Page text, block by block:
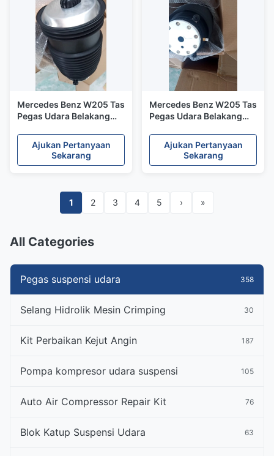
Mercedes Benz W205 Tas
Pegas Udara Belakang
A2053200825
Ajukan Pertanyaan
Sekarang
Mercedes Benz W205 Tas
Pegas Udara Belakang
A2053200825
Ajukan Pertanyaan
Sekarang
1 2 3 4 5 › »
All Categories
Pegas suspensi udara 358
Selang Hidrolik Mesin Crimping 30
Kit Perbaikan Kejut Angin 187
Pompa kompresor udara suspensi 105
Auto Air Compressor Repair Kit 76
Blok Katup Suspensi Udara 63